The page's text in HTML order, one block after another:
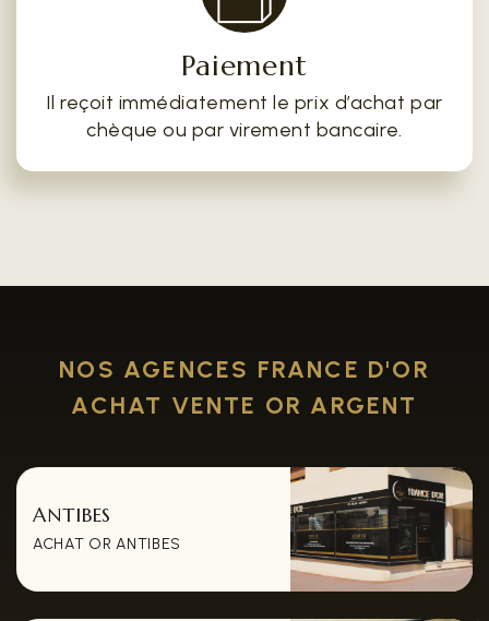
Paiement
Il reçoit immédiatement le prix d’achat par
chèque ou par virement bancaire.
NOS AGENCES FRANCE D'OR
ACHAT VENTE OR ARGENT
ANTIBES
ACHAT OR ANTIBES